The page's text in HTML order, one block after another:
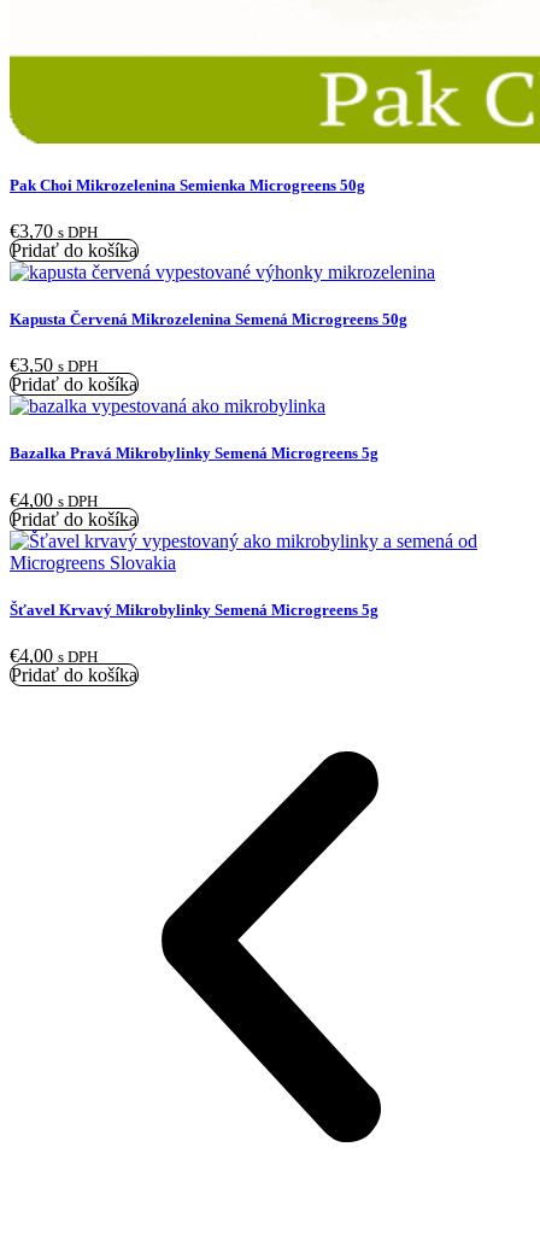
Pak Choi Mikrozelenina Semienka Microgreens 50g
€3,70 s DPH
Pridať do košíka
Kapusta Červená Mikrozelenina Semená Microgreens 50g
€3,50 s DPH
Pridať do košíka
Bazalka Pravá Mikrobylinky Semená Microgreens 5g
€4,00 s DPH
Pridať do košíka
Šťavel Krvavý Mikrobylinky Semená Microgreens 5g
€4,00 s DPH
Pridať do košíka